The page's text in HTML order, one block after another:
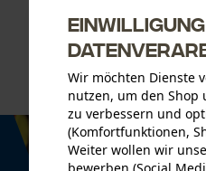
CHF 79.90 *
Wir möchten Dienste
nutzen, um den Shop
zu verbessern und
(Komfortfunktionen,
Weiter wollen wir